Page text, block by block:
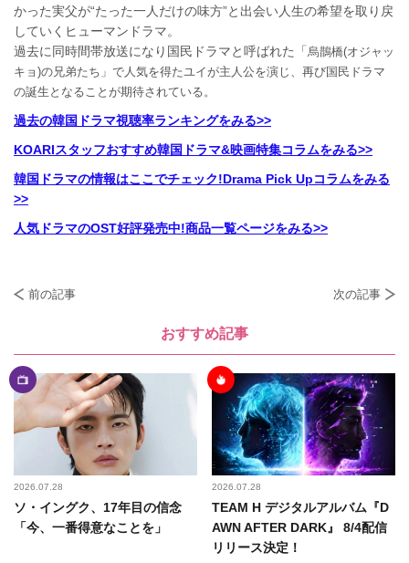
かった実父が“たった一人だけの味方”と出会い人生の希望を取り戻
していくヒューマンドラマ。
過去に同時間帯放送になり国民ドラマと呼ばれた「 烏鵲橋(オジャッ
キョ )の兄弟たち」で人気を得たユイが主人公を演じ、再び国民ドラマ
の誕生となることが期待されている。
過去の韓国ドラマ視聴率ランキングをみる>>
KOARIスタッフおすすめ韓国ドラマ&映画特集コラムをみる>>
韓国ドラマの情報はここでチェック!Drama Pick Upコラムをみる
>>
人気ドラマのOST好評発売中!商品一覧ページをみる>>
前の記事 次の記事
おすすめ記事
2026.07.28
ソ・イングク、17年目の信念
「今、一番得意なことを」
2026.07.28
TEAM H デジタルアルバム『D
AWN AFTER DARK』 8/4配信
リリース決定！